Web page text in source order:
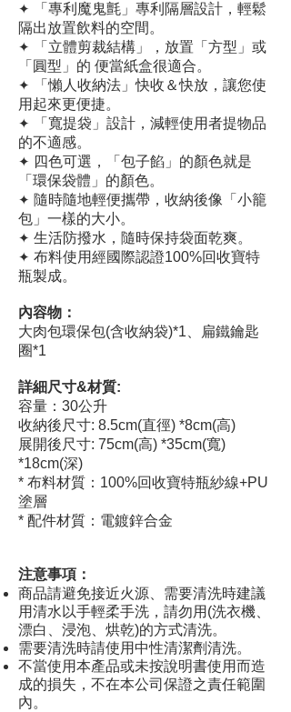
✦
「專利魔鬼氈」專利隔層設計，輕鬆
隔出放置飲料的空間。
✦
「立體剪裁結構」，放置「方型」或
「圓型」的 便當紙盒很適合。
✦
「懶人收納法」快收＆快放，讓您使
用起來更便捷。
✦
「寬提袋」設計，減輕使用者提物品
的不適感。
✦ 四色可選，「包子餡」的顏色就是
「環保袋體」的顏色。
✦ 隨時隨地輕便攜帶，收納後像「小籠
包」一樣的大小。
✦ 生活防撥水，隨時保持袋面乾爽。
✦ 布料使用經國際認證100%回收寶特
瓶製成。
內容物 ：
​大肉包環保包(含收納袋)*1、扁鐵鑰匙
圈*1
詳細尺寸&材質:
容量 ：30公升
收納後尺寸: 8.5cm(直徑) *8cm(高)
展開後尺寸: 75cm(高) *35cm(寬)
*18cm(深)
* 布料材質：100%回收寶特瓶紗線+PU
塗層
* 配件材質：電鍍鋅合金
注意事項：
商品請避免接近火源、需要清洗時建議
用清水以手輕柔手洗，請勿用(洗衣機、
漂白、浸泡、烘乾)的方式清洗。
需要清洗時請使用中性清潔劑清洗。
不當使用本產品或未按說明書使用而造
成的損失，不在本公司保證之責任範圍
內。